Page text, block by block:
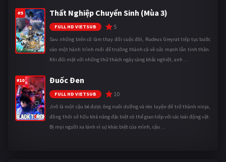
#9 Thất Nghiệp Chuyển Sinh (Mùa 3)
FULL HD VIETSUB 5
Sau những biến cố làm thay đổi cuộc đời, Rudeus Greyrat tiếp tục bước
vào một hành trình mới để trưởng thành cả về sức mạnh lẫn tinh thần.
Khi đối mặt với những thử thách ngày càng khắc nghiệt, anh ...
#10 Đuốc Đen
FULL HD VIETSUB 10
Jirô là một cậu bé được ông nuôi dưỡng và rèn luyện để trở thành ninja,
đồng thời sở hữu khả năng đặc biệt có thể giao tiếp với các loài động vật.
Bị mọi người xa lánh vì sự khác biệt của mình, cậu ...